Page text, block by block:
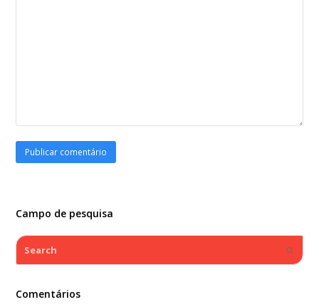
Campo de pesquisa
Search
Comentários